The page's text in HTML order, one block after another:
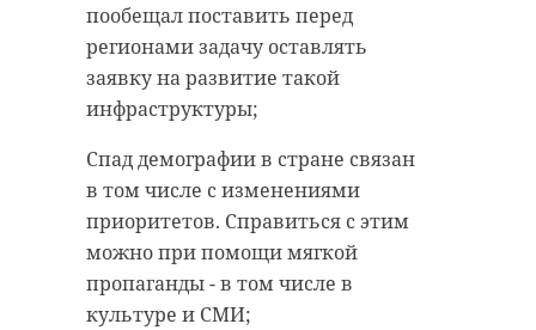
пообещал поставить перед
регионами задачу оставлять
заявку на развитие такой
инфраструктуры;
Спад демографии в стране связан
в том числе с изменениями
приоритетов. Справиться с этим
можно при помощи мягкой
пропаганды - в том числе в
культуре и СМИ;